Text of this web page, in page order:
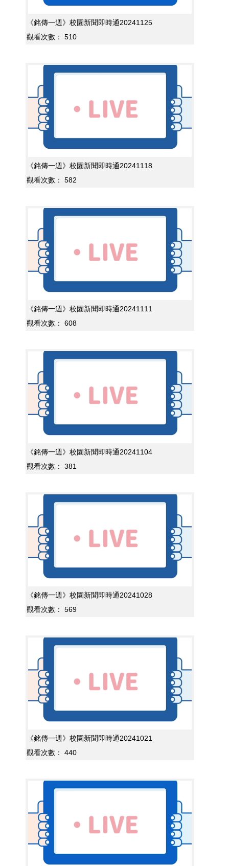
《銘傳一週》校園新聞即時通20241125
觀看次數：
510
《銘傳一週》校園新聞即時通20241118
觀看次數：
582
《銘傳一週》校園新聞即時通20241111
觀看次數：
608
《銘傳一週》校園新聞即時通20241104
觀看次數：
381
《銘傳一週》校園新聞即時通20241028
觀看次數：
569
《銘傳一週》校園新聞即時通20241021
觀看次數：
440